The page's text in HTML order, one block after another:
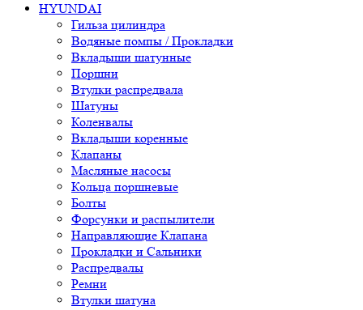
HYUNDAI
Гильза цилиндра
Водяные помпы / Прокладки
Вкладыши шатунные
Поршни
Втулки распредвала
Шатуны
Коленвалы
Вкладыши коренные
Клапаны
Масляные насосы
Кольца поршневые
Болты
Форсунки и распылители
Направляющие Клапана
Прокладки и Сальники
Распредвалы
Ремни
Втулки шатуна